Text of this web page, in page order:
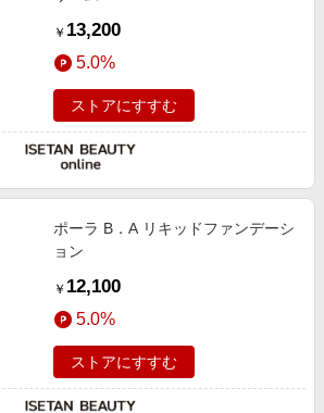
￥ 13,200
5.0%
ストアにすすむ
ポーラ B．A リキッドファンデーシ
ョン
￥ 12,100
5.0%
ストアにすすむ